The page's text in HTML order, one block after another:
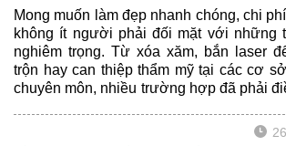
Mong muốn làm đẹp nhanh chóng, chi
không ít người phải đối mặt với những
nghiêm trọng. Từ xóa xăm, bắn laser
trộn hay can thiệp thẩm mỹ tại các cơ
chuyên môn, nhiều trường hợp đã phải